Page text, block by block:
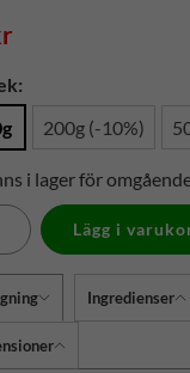
200g (-10%)
i lager för
Lägg i
Ingredienser